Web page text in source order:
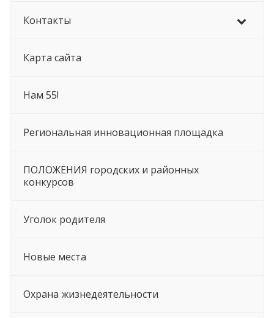
Контакты
Карта сайта
Нам 55!
Региональная инновационная площадка
ПОЛОЖЕНИЯ городских и районных
конкурсов
Уголок родителя
Новые места
Охрана жизнедеятельности